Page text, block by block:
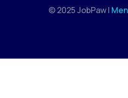
© 2025 JobPaw |